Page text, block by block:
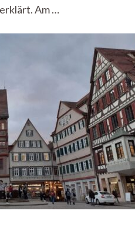
Vortrag
von
Julia
Haas
Am …